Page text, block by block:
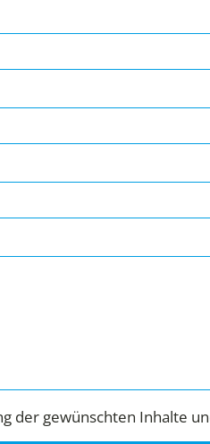
gewünschten Inhalte